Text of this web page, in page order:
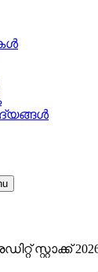
സ്റ്റാക്ക്